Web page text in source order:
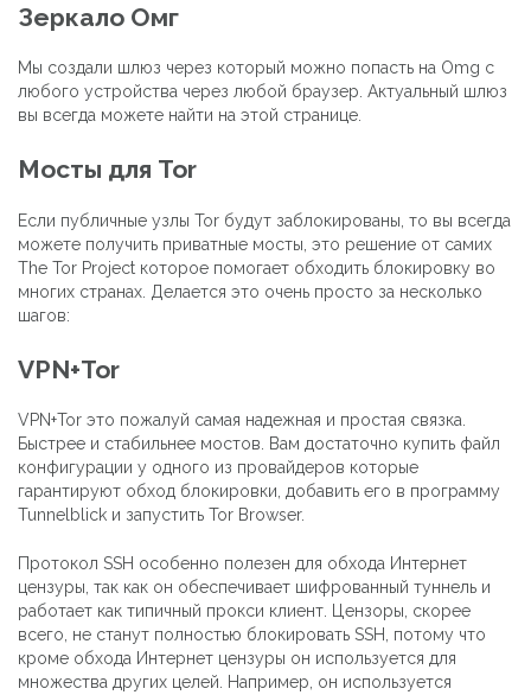
Зеркало Омг
Мы создали шлюз через который можно попасть на Omg с
любого устройства через любой браузер. Актуальный шлюз
вы всегда можете найти на этой странице.
Мосты для Tor
Если публичные узлы Tor будут заблокированы, то вы всегда
можете получить приватные мосты, это решение от самих
The Tor Project которое помогает обходить блокировку во
многих странах. Делается это очень просто за несколько
шагов:
VPN+Tor
VPN+Tor это пожалуй самая надежная и простая связка.
Быстрее и стабильнее мостов. Вам достаточно купить файл
конфигурации у одного из провайдеров которые
гарантируют обход блокировки, добавить его в программу
Tunnelblick и запустить Tor Browser.
Протокол SSH особенно полезен для обхода Интернет
цензуры, так как он обеспечивает шифрованный туннель и
работает как типичный прокси клиент. Цензоры, скорее
всего, не станут полностью блокировать SSH, потому что
кроме обхода Интернет цензуры он используется для
множества других целей. Например, он используется